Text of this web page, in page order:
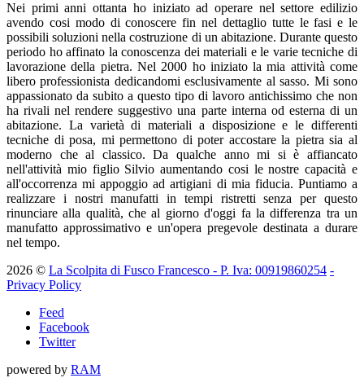
Nei primi anni ottanta ho iniziato ad operare nel settore edilizio
avendo cosi modo di conoscere fin nel dettaglio tutte le fasi e le
possibili soluzioni nella costruzione di un abitazione. Durante questo
periodo ho affinato la conoscenza dei materiali e le varie tecniche di
lavorazione della pietra. Nel 2000 ho iniziato la mia attività come
libero professionista dedicandomi esclusivamente al sasso. Mi sono
appassionato da subito a questo tipo di lavoro antichissimo che non
ha rivali nel rendere suggestivo una parte interna od esterna di un
abitazione. La varietà di materiali a disposizione e le differenti
tecniche di posa, mi permettono di poter accostare la pietra sia al
moderno che al classico. Da qualche anno mi si è affiancato
nell'attività mio figlio Silvio aumentando cosi le nostre capacità e
all'occorrenza mi appoggio ad artigiani di mia fiducia. Puntiamo a
realizzare i nostri manufatti in tempi ristretti senza per questo
rinunciare alla qualità, che al giorno d'oggi fa la differenza tra un
manufatto approssimativo e un'opera pregevole destinata a durare
nel tempo.
2026 © La Scolpita di Fusco Francesco - P. Iva: 00919860254 -
Privacy Policy
Feed
Facebook
Twitter
powered by RAM